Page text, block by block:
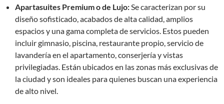
Apartasuites Premium o de Lujo:Se caracterizan por su
diseño sofisticado, acabados de alta calidad, amplios
espacios y una gama completa de servicios. Estos pueden
incluir gimnasio, piscina, restaurante propio, servicio de
lavandería en el apartamento, conserjería y vistas
privilegiadas. Están ubicados en las zonas más exclusivas de
la ciudad y son ideales para quienes buscan una experiencia
de alto nivel.